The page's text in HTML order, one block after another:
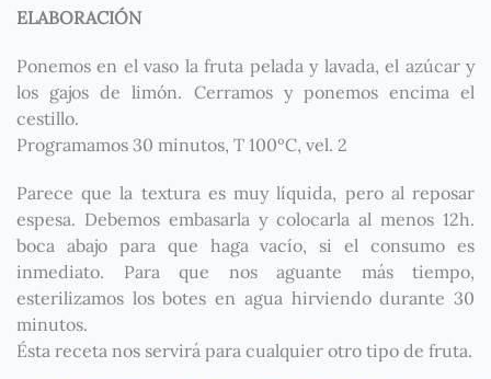
ELABORACIÓN
Ponemos en el vaso la fruta pelada y lavada, el azúcar y
los gajos de limón. Cerramos y ponemos encima el
cestillo.
Programamos 30 minutos, T 100ºC, vel. 2
Parece que la textura es muy líquida, pero al reposar
espesa. Debemos embasarla y colocarla al menos 12h.
boca abajo para que haga vacío, si el consumo es
inmediato. Para que nos aguante más tiempo,
esterilizamos los botes en agua hirviendo durante 30
minutos.
Ésta receta nos servirá para cualquier otro tipo de fruta.